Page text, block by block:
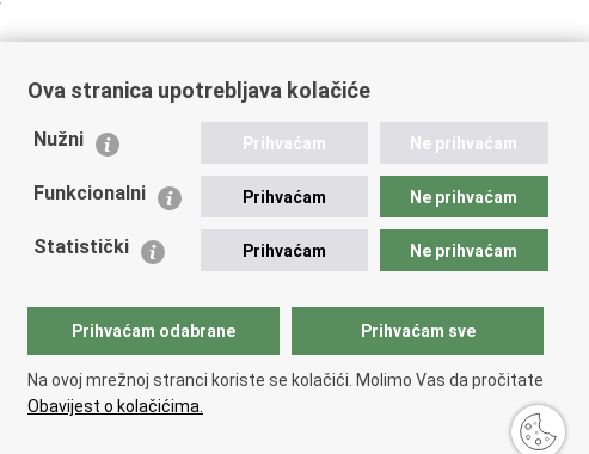
Važne poveznice
EMN Nacionalna kontaktna točka za Republiku Hrvatsku
Policijska akademija
Zaklada policijske solidarnosti
Dom zdravlja MUP-a
Sindikati
Udruge
Ova stranica upotrebljava kolačiće
Nužni Prihvaćam Ne prihvaćam
Funkcionalni Prihvaćam Ne prihvaćam
Statistički Prihvaćam Ne prihvaćam
Prihvaćam odabrane Prihvaćam sve
Na ovoj mrežnoj stranci koriste se kolačići. Molimo Vas da pročitate
Obavijest o kolačićima.